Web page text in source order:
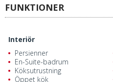
FUNKTIONER
Interiör
Persienner
En-Suite-badrum
Köksutrustning
Öppet kök